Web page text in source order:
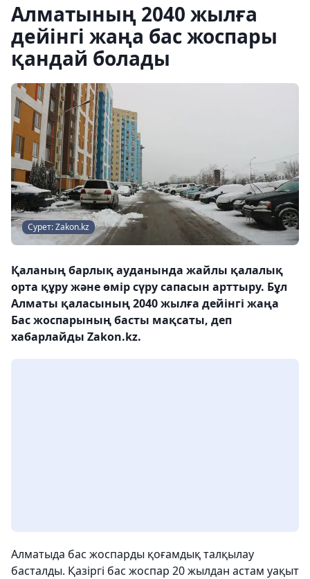
Алматының 2040 жылға
дейінгі жаңа бас жоспары
қандай болады
Сурет: Zakon.kz
Қаланың барлық ауданында жайлы қалалық
орта құру және өмір сүру сапасын арттыру. Бұл
Алматы қаласының 2040 жылға дейінгі жаңа
Бас жоспарының басты мақсаты, деп
хабарлайды Zakon.kz.
Алматыда бас жоспарды қоғамдық талқылау
басталды. Қазіргі бас жоспар 20 жылдан астам уақыт